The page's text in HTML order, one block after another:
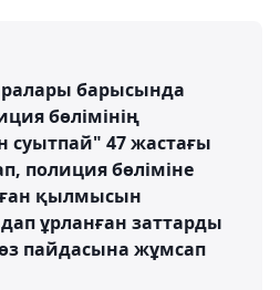
барысында
бөлімінің
суытпай" 47 жастағы
полиция бөліміне
қылмысын
ұрланған заттарды
пайдасына жұмсап